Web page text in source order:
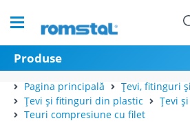
Produse
Pagina principală
Țevi, fitinguri
Țevi și fitinguri din plastic
Țevi
Teuri compresiune cu filet